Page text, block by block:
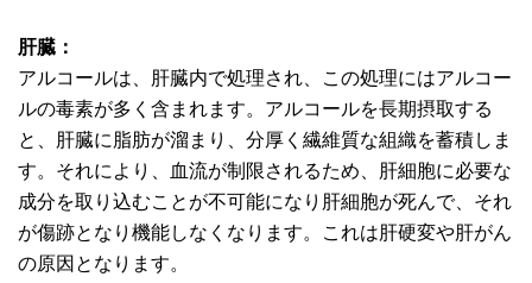
肝臓：
アルコールは、肝臓内で処理され、この処理にはアルコー
ルの毒素が多く含まれます。アルコールを長期摂取する
と、肝臓に脂肪が溜まり、分厚く繊維質な組織を蓄積しま
す。それにより、血流が制限されるため、肝細胞に必要な
成分を取り込むことが不可能になり肝細胞が死んで、それ
が傷跡となり機能しなくなります。これは肝硬変や肝がん
の原因となります。